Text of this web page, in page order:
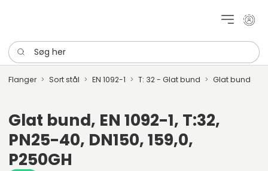
Mit
Søg her
Flanger Sort stål EN 1092-1 T: 32 - Glat bund Glat bund
Glat bund, EN 1092-1, T:32,
PN25-40, DN150, 159,0,
P250GH